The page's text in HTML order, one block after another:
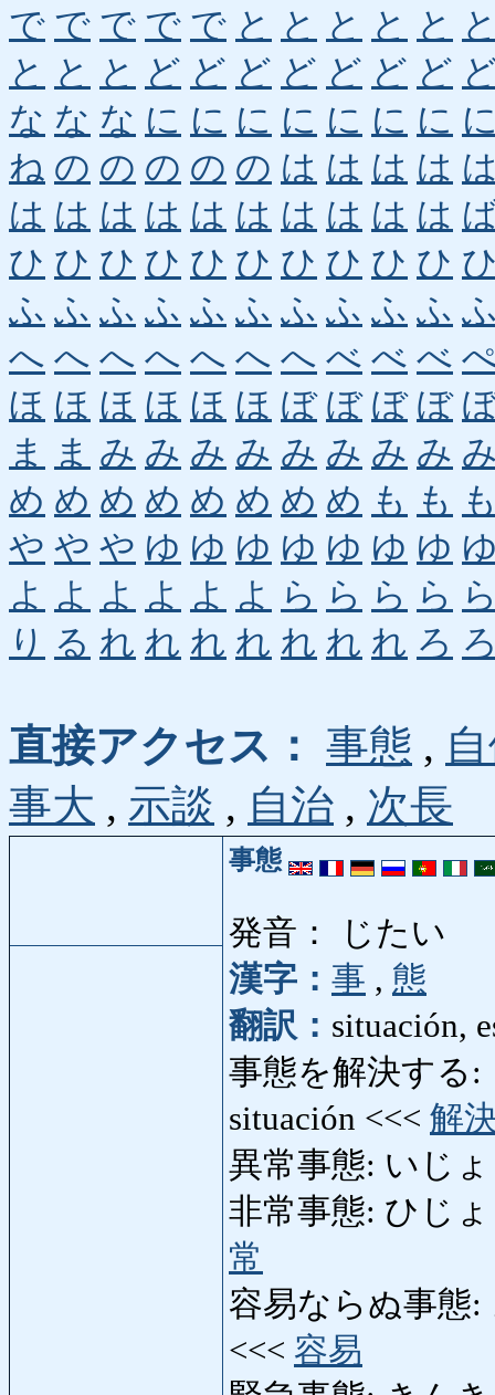
で で で で で と と と と と
と と と ど ど ど ど ど ど ど
な な な に に に に に に に
ね の の の の の は は は は
は は は は は は は は は は
ひ ひ ひ ひ ひ ひ ひ ひ ひ ひ
ふ ふ ふ ふ ふ ふ ふ ふ ふ ふ
へ へ へ へ へ へ へ べ べ べ
ほ ほ ほ ほ ほ ほ ぼ ぼ ぼ ぼ
ま
ま み み み み み み み み
め め め め め め め め も も
や や や ゆ ゆ ゆ ゆ ゆ ゆ ゆ
よ よ よ よ よ よ ら ら ら ら
り る れ れ れ れ れ れ れ ろ
直接アクセス： 事態 ,
事大 , 示談 , 自治 , 次長
事態
発音： じたい
漢字： 事 , 態
翻訳： situación,
事態を解決する:
situación <<< 解
異常事態: いじ
非常事態: ひじょ
常
容易ならぬ事態:
<<< 容易